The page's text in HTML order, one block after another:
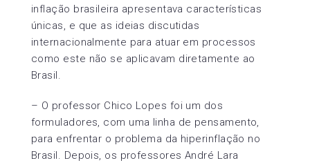
inflação brasileira apresentava características
únicas, e que as ideias discutidas
internacionalmente para atuar em processos
como este não se aplicavam diretamente ao
Brasil.
– O professor Chico Lopes foi um dos
formuladores, com uma linha de pensamento,
para enfrentar o problema da hiperinflação no
Brasil. Depois, os professores André Lara